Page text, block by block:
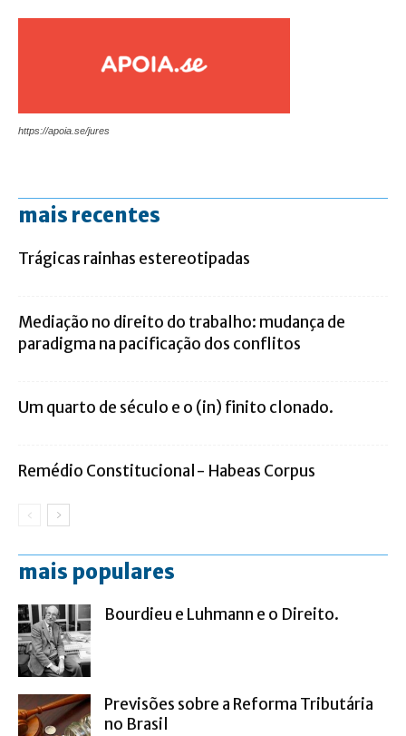
https://apoia.se/jures
mais recentes
Trágicas rainhas estereotipadas
Mediação no direito do trabalho: mudança de
paradigma na pacificação dos conflitos
Um quarto de século e o (in) finito clonado.
Remédio Constitucional- Habeas Corpus
mais populares
Bourdieu e Luhmann e o Direito.
Previsões sobre a Reforma Tributária
no Brasil